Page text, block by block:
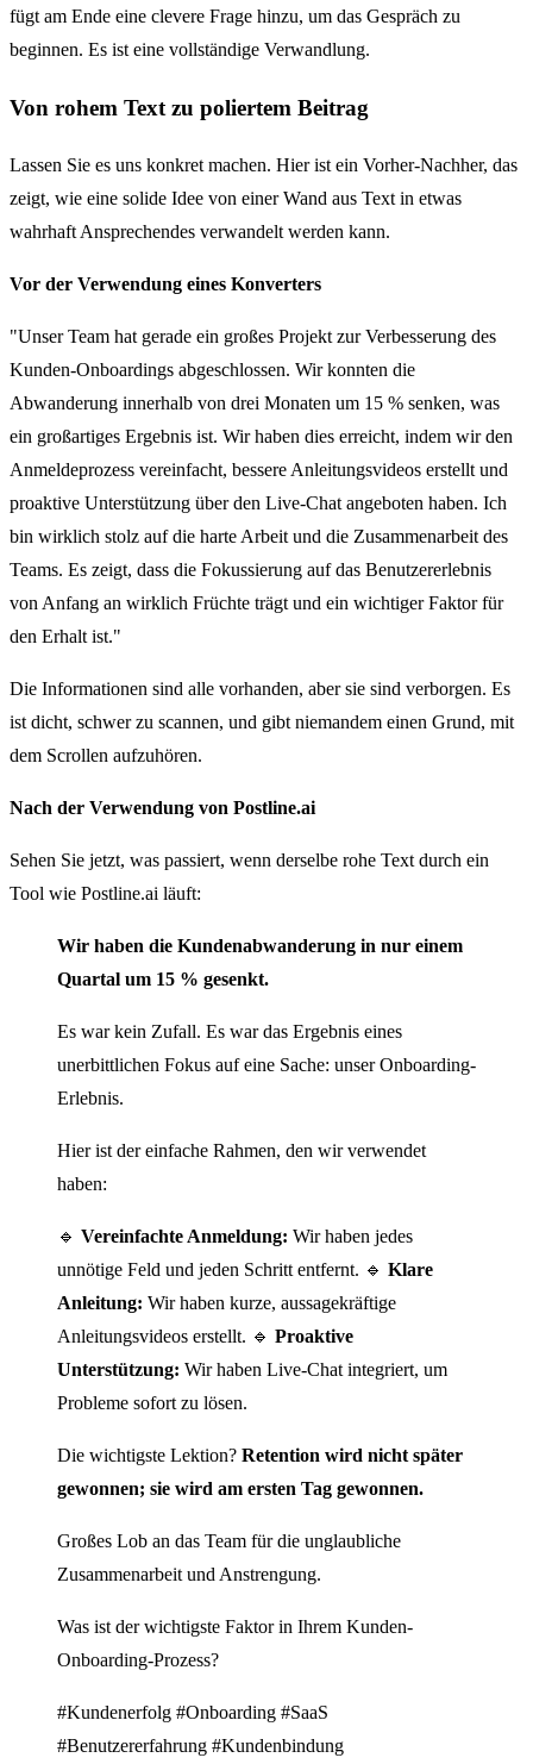
fügt am Ende eine clevere Frage hinzu, um das Gespräch zu
beginnen. Es ist eine vollständige Verwandlung.
Von rohem Text zu poliertem Beitrag
Lassen Sie es uns konkret machen. Hier ist ein Vorher-Nachher, das
zeigt, wie eine solide Idee von einer Wand aus Text in etwas
wahrhaft Ansprechendes verwandelt werden kann.
Vor der Verwendung eines Konverters
"Unser Team hat gerade ein großes Projekt zur Verbesserung des
Kunden-Onboardings abgeschlossen. Wir konnten die
Abwanderung innerhalb von drei Monaten um 15 % senken, was
ein großartiges Ergebnis ist. Wir haben dies erreicht, indem wir den
Anmeldeprozess vereinfacht, bessere Anleitungsvideos erstellt und
proaktive Unterstützung über den Live-Chat angeboten haben. Ich
bin wirklich stolz auf die harte Arbeit und die Zusammenarbeit des
Teams. Es zeigt, dass die Fokussierung auf das Benutzererlebnis
von Anfang an wirklich Früchte trägt und ein wichtiger Faktor für
den Erhalt ist."
Die Informationen sind alle vorhanden, aber sie sind verborgen. Es
ist dicht, schwer zu scannen, und gibt niemandem einen Grund, mit
dem Scrollen aufzuhören.
Nach der Verwendung von Postline.ai
Sehen Sie jetzt, was passiert, wenn derselbe rohe Text durch ein
Tool wie Postline.ai läuft:
Wir haben die Kundenabwanderung in nur einem
Quartal um 15 % gesenkt.
Es war kein Zufall. Es war das Ergebnis eines
unerbittlichen Fokus auf eine Sache: unser Onboarding-
Erlebnis.
Hier ist der einfache Rahmen, den wir verwendet
haben:
🔹 Vereinfachte Anmeldung: Wir haben jedes
unnötige Feld und jeden Schritt entfernt. 🔹 Klare
Anleitung: Wir haben kurze, aussagekräftige
Anleitungsvideos erstellt. 🔹 Proaktive
Unterstützung: Wir haben Live-Chat integriert, um
Probleme sofort zu lösen.
Die wichtigste Lektion? Retention wird nicht später
gewonnen; sie wird am ersten Tag gewonnen.
Großes Lob an das Team für die unglaubliche
Zusammenarbeit und Anstrengung.
Was ist der wichtigste Faktor in Ihrem Kunden-
Onboarding-Prozess?
#Kundenerfolg #Onboarding #SaaS
#Benutzererfahrung #Kundenbindung